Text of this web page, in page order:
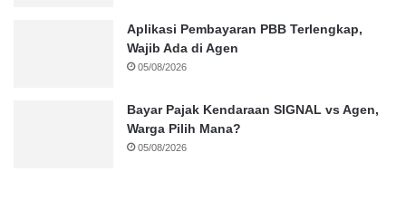
Aplikasi Pembayaran PBB Terlengkap,
Wajib Ada di Agen
05/08/2026
Bayar Pajak Kendaraan SIGNAL vs Agen,
Warga Pilih Mana?
05/08/2026